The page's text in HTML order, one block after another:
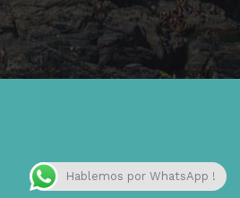
Hablemos por WhatsApp !